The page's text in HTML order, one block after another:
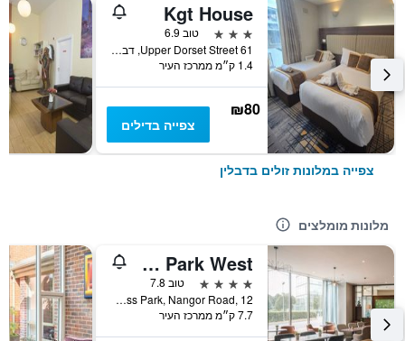
Kgt House
3 כוכבים
טוב 6.9
61 Upper Dorset Street, דבלין, אירלנד
1.4 ק״מ ממרכז העיר
₪80
צפייה בדילים
צפייה במלונות זולים בדבלין
מלונות מומלצים
Aspect Hotel Dublin Park West
4 כוכבים
טוב 7.8
Park West Business Park, Nangor Road, 12, דבלין, אירלנד
7.7 ק״מ ממרכז העיר